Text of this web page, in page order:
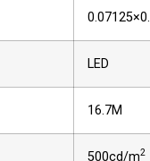
LED
16.7M
500cd/m2